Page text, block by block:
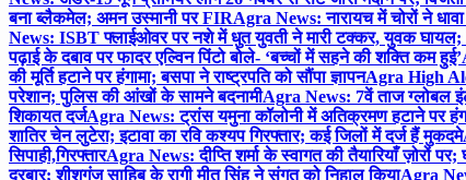
बना ब्लैकमेल; अमन उस्मानी पर FIRAgra News: नारायच में चोरों ने
News: ISBT फ्लाईओवर पर नशे में धुत युवती ने मारी टक्कर, युवक घायल;
पढ़ाई के दबाव पर फादर एल्विन पिंटो बोले- ‘बच्चों में सहने की शक्ति कम हुई’
की मूर्ति हटाने पर हंगामा; बसपा ने राष्ट्रपति को सौंपा ज्ञापनAgra High
परेशान; पुलिस की आंखों के सामने बदनामीAgra News: 7वें ताज ग्लोबल
शिकायत दर्जAgra News: ट्रांस यमुना कॉलोनी में अतिक्रमण हटाने पर
शातिर चेन लुटेरा; इटावा का रवि कश्यप गिरफ्तार; कई जिलों में दर्ज हैं मुकदमे
सिपाही,गिरफ्तारAgra News: दीप्ति शर्मा के स्वागत की तैयारियाँ ज़ोरों
दरबार; शीशगंज साहिब के रागी मीत सिंह ने संगत को निहाल कियाAgra